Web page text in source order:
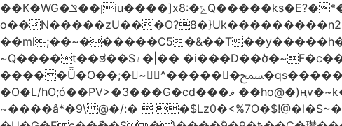
��Κ�WG�ן��ݏiu����]x8:�ݻQ�����ks�E?�*�����W����tY�������8Q���������Q��c�j8��~|��ͳ���8���?
o��
��ml;��~������C5�&��T
~Q����t��ಶ��S۽�|�� �i���D��ծ�~F�c���I��O5r��|w1�sf�[���??��r�/
�����Ǖ�O��;�~^������ﵟ�qs������O�����o=`�����g)�L���� %�7�(�������0J��T-���!
�O�L/hO;ó��PV>�3���G�cd���ޥ ��ho@�)ңv�~k�M���>A�!����cW+� 6��18:�M����7��`|��ǩw2�eMo.�����\,��E�|洓
~����â*�9\ @�/:� 